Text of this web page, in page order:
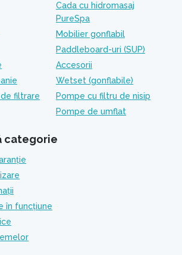
Cada cu hidromasaj
PureSpa
Mobilier gonflabil
Paddleboard-uri (SUP)
Accesorii
Wetset (gonflabile)
filtrare
Pompe cu filtru de nisip
Pompe de umflat
categorie
în funcțiune